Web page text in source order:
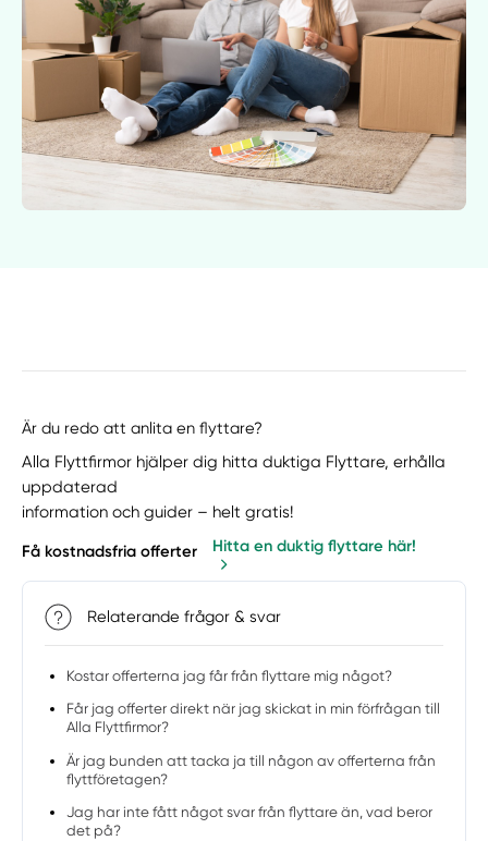
Är du redo att anlita en flyttare?
Alla Flyttfirmor hjälper dig hitta duktiga Flyttare, erhålla
uppdaterad
information och guider – helt gratis!
Få kostnadsfria offerter Hitta en duktig flyttare här!
Relaterande frågor & svar
Kostar offerterna jag får från flyttare mig något?
Får jag offerter direkt när jag skickat in min förfrågan till
Alla Flyttfirmor?
Är jag bunden att tacka ja till någon av offerterna från
flyttföretagen?
Jag har inte fått något svar från flyttare än, vad beror
det på?